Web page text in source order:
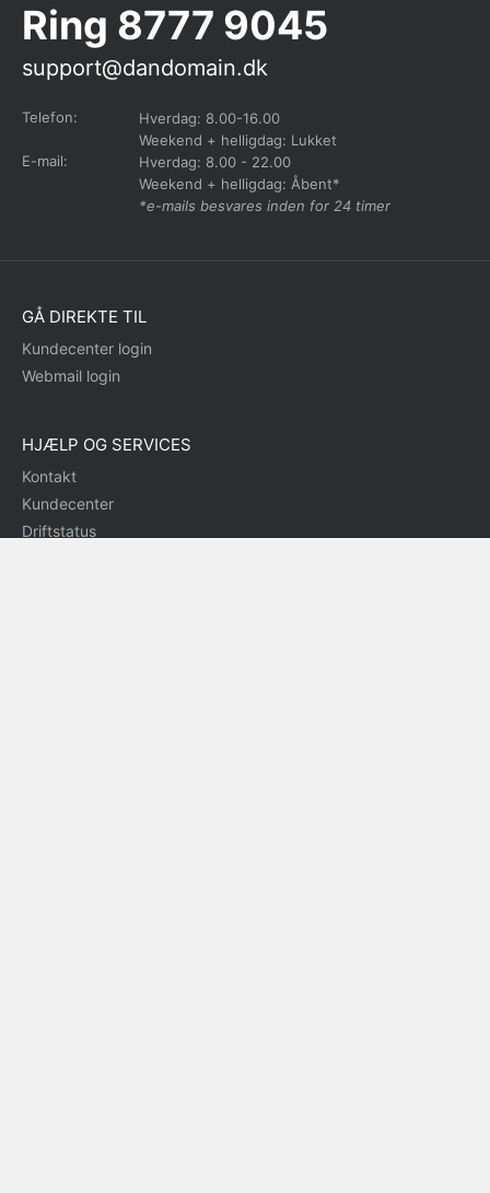
Ring 8777 9045
support@dandomain.dk
Telefon:
Hverdag: 8.00-16.00
Weekend + helligdag: Lukket
E-mail:
Hverdag: 8.00 - 22.00
Weekend + helligdag: Åbent*
*e-mails besvares inden for 24 timer
GÅ DIREKTE TIL
Kundecenter login
Webmail login
HJÆLP OG SERVICES
Kontakt
Kundecenter
Driftstatus